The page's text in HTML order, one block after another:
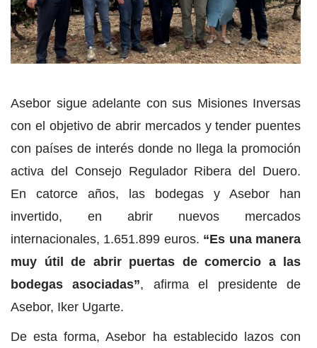
Asebor sigue adelante con sus Misiones Inversas
con el objetivo de abrir mercados y tender puentes
con países de interés donde no llega la promoción
activa del Consejo Regulador Ribera del Duero.
En catorce años, las bodegas y Asebor han
invertido, en abrir nuevos mercados
internacionales, 1.651.899 euros. “Es una manera
muy útil de abrir puertas de comercio a las
bodegas asociadas”, afirma el presidente de
Asebor, Iker Ugarte.
De esta forma, Asebor ha establecido lazos con